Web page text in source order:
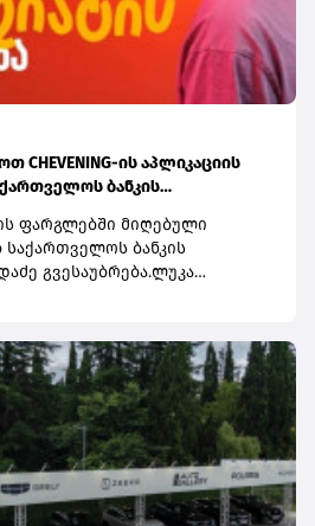
საჭირო ინფორმაციას
CHEVENING-ის აპლიკაციის
ბანკის
ფარგლებში მიღებული
საქართველოს ბანკის
გვესაუბრება.ლუკა
უნივერსიტეტში
ის სარეკლამო
რაღაც კუთხით ამ
საქმიანობა
ერთდროულად
წარმატება ძალისხმევაზე,
მაგრამ რჩება რაღაც
გაგიმართლოს. Chevening-ის